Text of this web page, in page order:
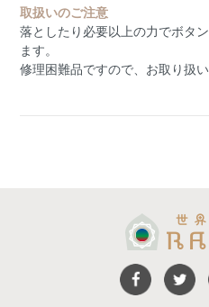
取扱いのご注意
落としたり必要以上の力でボタ
ます。
修理困難品ですので、お取り扱